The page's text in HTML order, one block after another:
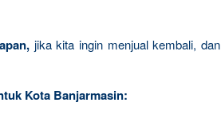
jika kita ingin menjual kembali, dan
Kota Banjarmasin: